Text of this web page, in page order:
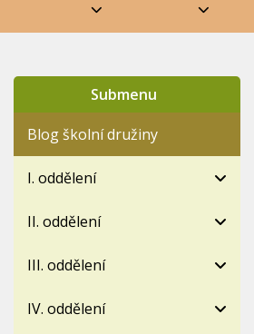
Submenu
Blog školní družiny
I. oddělení
II. oddělení
III. oddělení
IV. oddělení